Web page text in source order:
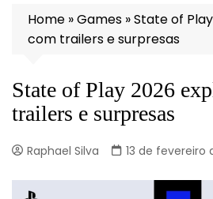
Home »Games »State of
com trailers e surpresas
State of Play 2026
trailers e surpresas
Raphael Silva 13 de fevereiro